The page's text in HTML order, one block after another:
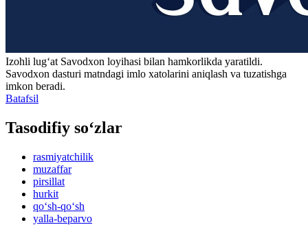
Izohli lugʻat Savodxon loyihasi bilan hamkorlikda yaratildi.
Savodxon dasturi matndagi imlo xatolarini aniqlash va tuzatishga
imkon beradi.
Batafsil
Tasodifiy so‘zlar
rasmiyatchilik
muzaffar
pirsillat
hurkit
qo‘sh-qo‘sh
yalla-beparvo